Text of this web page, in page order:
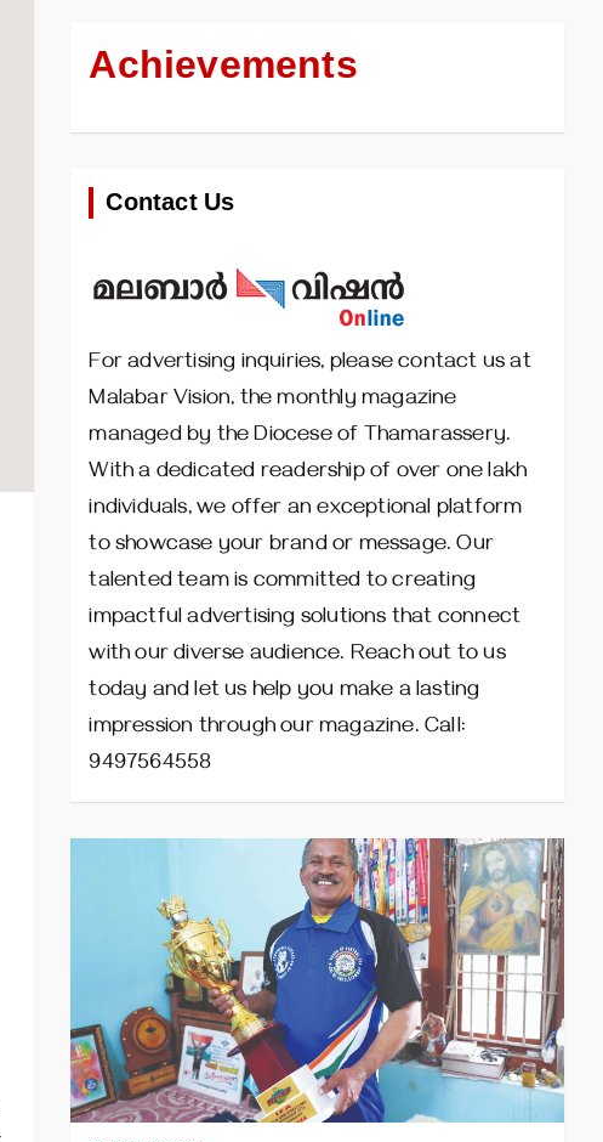
Achievements
Contact Us
For advertising inquiries, please contact us at
Malabar Vision, the monthly magazine
managed by the Diocese of Thamarassery.
With a dedicated readership of over one lakh
individuals, we offer an exceptional platform
to showcase your brand or message. Our
talented team is committed to creating
impactful advertising solutions that connect
with our diverse audience. Reach out to us
today and let us help you make a lasting
impression through our magazine. Call:
9497564558